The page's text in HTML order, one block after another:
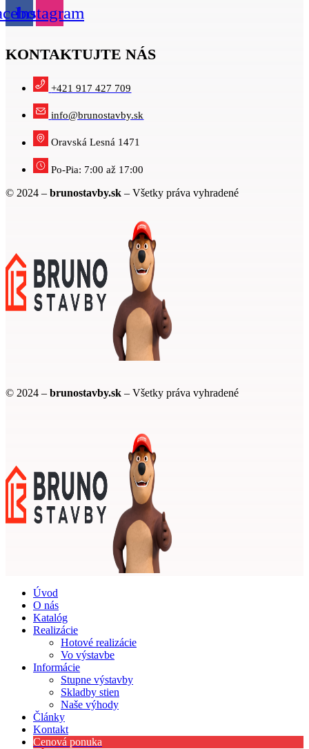
Instagram
KONTAKTUJTE NÁS
+421 917 427 709
info@brunostavby.sk
Oravská Lesná 1471
Po-Pia: 7:00 až 17:00
© 2024 – brunostavby.sk – Všetky práva vyhradené
© 2024 – brunostavby.sk – Všetky práva vyhradené
Úvod
O nás
Katalóg
Realizácie
Hotové realizácie
Vo výstavbe
Informácie
Stupne výstavby
Skladby stien
Naše výhody
Články
Kontakt
Cenová ponuka